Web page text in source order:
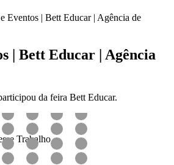
Eventos | Bett Educar | Agência de
| Bett Educar | Agência
da feira Bett Educar.
Trabalho